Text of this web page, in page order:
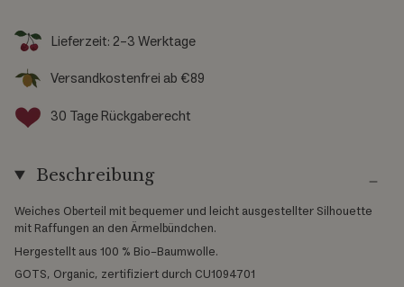
Lieferzeit: 2-3 Werktage
Versandkostenfrei ab €89
30 Tage Rückgaberecht
Beschreibung
Weiches Oberteil mit bequemer und leicht ausgestellter Silhouette
mit Raffungen an den Ärmelbündchen.
Hergestellt aus 100 % Bio-Baumwolle.
GOTS, Organic, zertifiziert durch CU1094701